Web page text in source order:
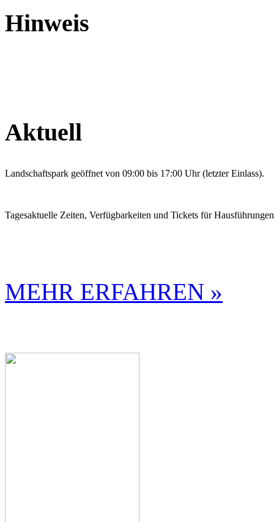
Hinweis
Aktuell
Landschaftspark geöffnet von 09:00 bis 17:00 Uhr (letzter Einlass).
Tagesaktuelle Zeiten, Verfügbarkeiten und Tickets für
MEHR ERFAHREN »